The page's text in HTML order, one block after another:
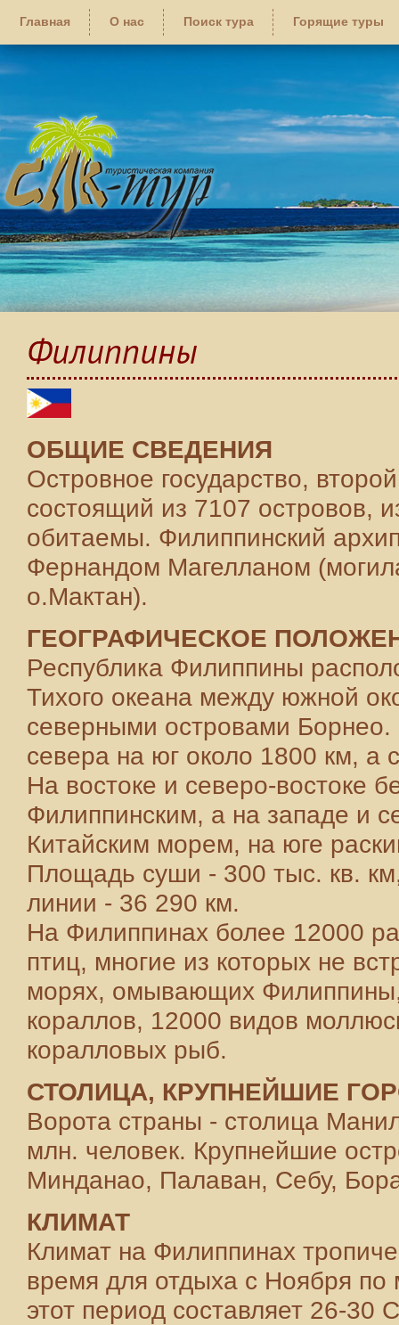
Главная О нас Поиск тура Горящие туры
Филиппины
ОБЩИЕ СВЕДЕНИЯ
Островное государство,
состоящий из 7107 островов,
обитаемы. Филиппинский
Фернандом Магелланом
о.Мактан).
ГЕОГРАФИЧЕСКОЕ
Республика Филиппины
Тихого океана между южной
северными островами Борнео.
севера на юг около 1800 км, а
На востоке и северо-востоке
Филиппинским, а на западе и
Китайским морем, на юге
Площадь суши - 300 тыс. кв.
линии - 36 290 км.
На Филиппинах более 12000
птиц, многие из которых не
морях, омывающих
кораллов, 12000 видов
коралловых рыб.
СТОЛИЦА, КРУПНЕЙШИЕ
Ворота страны - столица
млн. человек. Крупнейшие
Минданао, Палаван, Себу,
КЛИМАТ
Климат на Филиппинах
время для отдыха с Ноября
этот период составляет 26-